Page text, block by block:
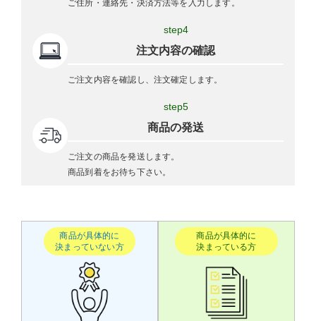
ご住所・連絡先・決済方法等を入力します。
step4
注文内容の確認
ご注文内容を確認し、注文確定します。
step5
商品の発送
ご注文の商品を発送します。
商品到着をお待ち下さい。
商品が具体的に
決まっていない方
商品が具体的に
決まっている方